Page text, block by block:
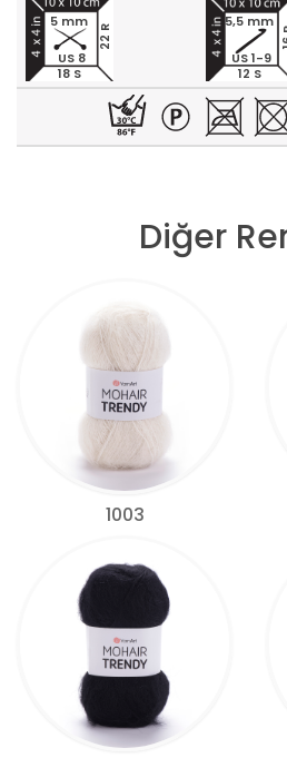
18 S
22 R
5 mm
US 8
12 S
5,5 mm
US 1-9
Diğer
1003